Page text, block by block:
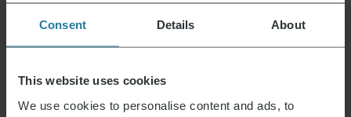
Consent Details About
This website uses cookies
We use cookies to personalise content and ads, to
Reparaturservice niedostępny
Garantieerklärung Warranty_WK3427_3489_9555.pdf